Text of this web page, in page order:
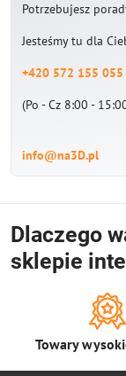
Potrzebujesz
Jesteśmy tu dla
+420 572 155 055
(Po - Cz 8:00 -
info@na3D.pl
Dlaczego
sklepie
Towary